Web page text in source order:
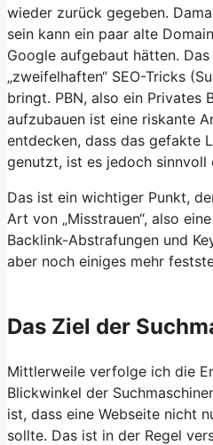
wieder zurück gegeben.
sein kann ein paar alte
Google aufgebaut hätten.
„zweifelhaften“ SEO-Tricks
bringt. PBN, also ein Privates
aufzubauen ist eine riskante
entdecken, dass das gefakte
genutzt, ist es jedoch sinnvoll
Das ist ein wichtiger Punkt,
Art von „Misstrauen“, also
Backlink-Abstrafungen und
aber noch einiges mehr
Das Ziel der
Mittlerweile verfolge ich die
Blickwinkel der
ist, dass eine Webseite nicht
sollte. Das ist in der Regel